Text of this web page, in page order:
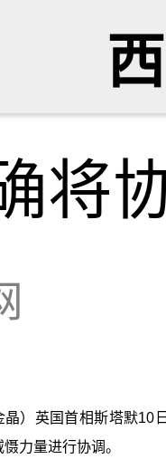
将
）英国首相斯塔默
力量进行协调。